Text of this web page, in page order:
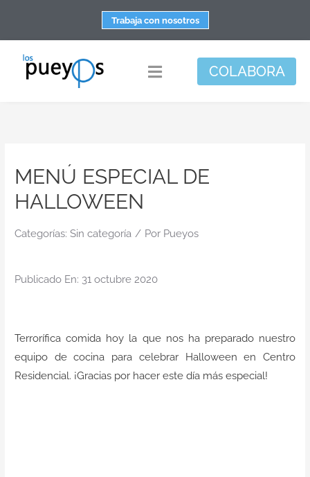
contenido
Trabaja con nosotros
Toggle
Apoyo personal y familiar
Espacio de bienestar
Responsabilidad social
Actualidad
COLABORA
MENÚ ESPECIAL DE
HALLOWEEN
Categorías: Sin categoría / Por Pueyos
Publicado En: 31 octubre 2020
Terrorífica comida hoy la que nos ha preparado nuestro
equipo de cocina para celebrar Halloween en Centro
Residencial. ¡Gracias por hacer este día más especial!